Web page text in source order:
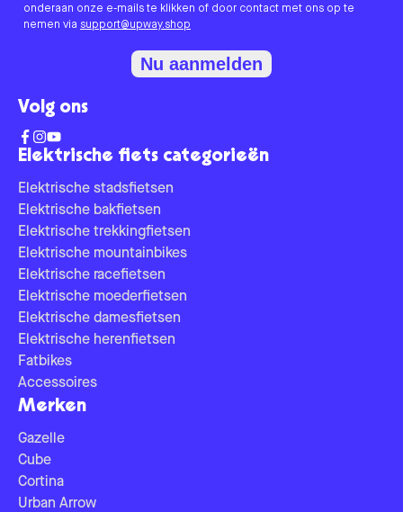
Elektrische fiets categorieën
Elektrische stadsfietsen
Elektrische bakfietsen
Elektrische trekkingfietsen
Elektrische mountainbikes
Elektrische racefietsen
Elektrische moederfietsen
Elektrische damesfietsen
Elektrische herenfietsen
Fatbikes
Accessoires
Merken
Gazelle
Cube
Cortina
Urban Arrow
onderaan onze e-mails te klikken of door contact met ons op te
nemen via support@upway.shop
Nu aanmelden
Volg ons